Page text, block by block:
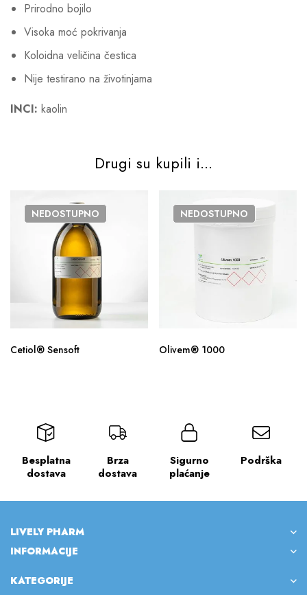
Prirodno bojilo
Visoka moć pokrivanja
Koloidna veličina čestica
Nije testirano na životinjama
INCI: kaolin
Drugi su kupili i...
NEDOSTUPNO
Cetiol® Sensoft
NEDOSTUPNO
Olivem® 1000
Besplatna
dostava
Brza
dostava
Sigurno
plaćanje
Podrška
LIVELY PHARM
INFORMACIJE
KATEGORIJE